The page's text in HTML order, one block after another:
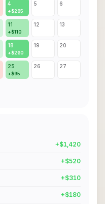
4
+$285
5 6
11
+$110
12 13
18
+$260
19 20
25
+$95
26 27
+$1,420
+$520
+$310
+$180